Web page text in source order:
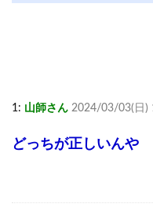
1: 山師さん 2024/03/03(日)
どっちが正しいんや